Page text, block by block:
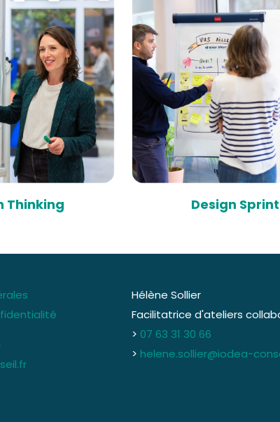
Thinking Design Sprint
Hélène Sollier
Facilitatrice d'ateliers
> 07 63 31 30 66
> helene.sollier@iodea-